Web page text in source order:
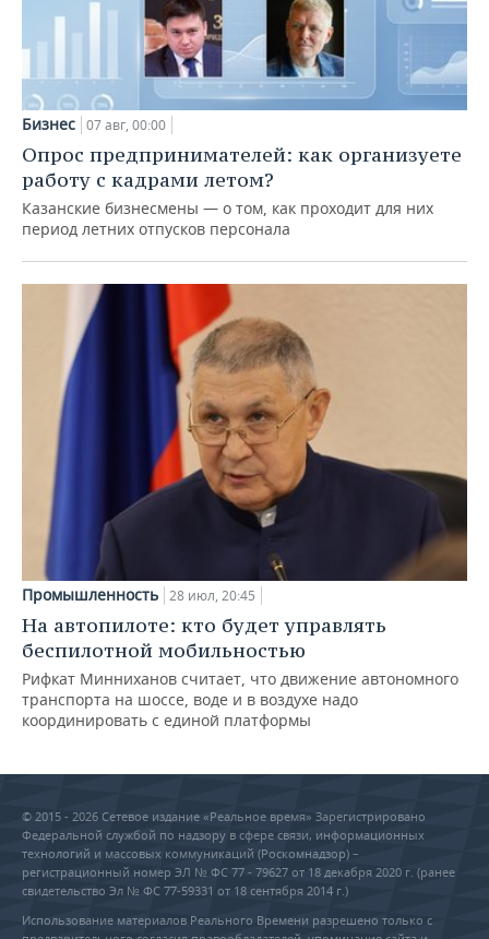
Бизнес 07 авг, 00:00
Опрос предпринимателей: как организуете
работу с кадрами летом?
Казанские бизнесмены — о том, как проходит для них
период летних отпусков персонала
Промышленность 28 июл, 20:45
На автопилоте: кто будет управлять
беспилотной мобильностью
Рифкат Минниханов считает, что движение автономного
транспорта на шоссе, воде и в воздухе надо
координировать с единой платформы
© 2015 - 2026 Сетевое издание «Реальное время» Зарегистрировано
Федеральной службой по надзору в сфере связи, информационных
технологий и массовых коммуникаций (Роскомнадзор) –
регистрационный номер ЭЛ № ФС 77 - 79627 от 18 декабря 2020 г. (ранее
свидетельство Эл № ФС 77-59331 от 18 сентября 2014 г.)
Использование материалов Реального Времени разрешено только с